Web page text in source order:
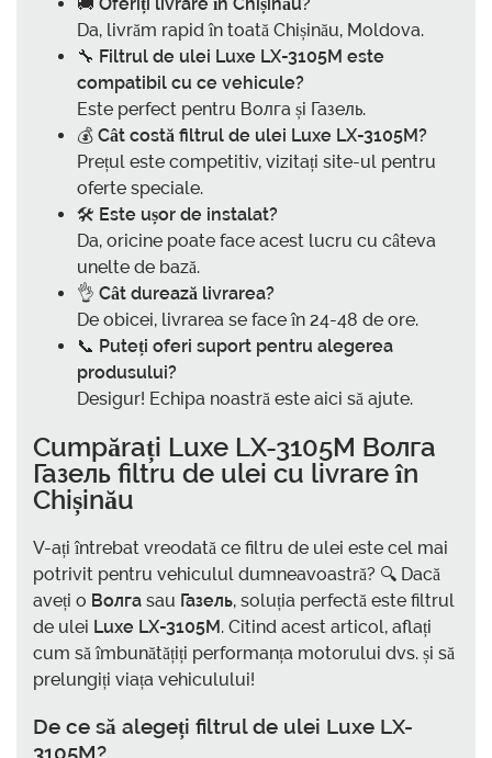
Da, livrăm rapid în toată Chișinău, Moldova.
🔧 Filtrul de ulei Luxe LX-3105M este
compatibil cu ce vehicule?
Este perfect pentru Волга și Газель.
💰 Cât costă filtrul de ulei Luxe LX-3105M?
Prețul este competitiv, vizitați site-ul pentru
oferte speciale.
🛠️ Este ușor de instalat?
Da, oricine poate face acest lucru cu câteva
unelte de bază.
👌 Cât durează livrarea?
De obicei, livrarea se face în 24-48 de ore.
📞 Puteți oferi suport pentru alegerea
produsului?
Desigur! Echipa noastră este aici să ajute.
Cumpărați Luxe LX-3105M Волга
Газель filtru de ulei cu livrare în
Chișinău
V-ați întrebat vreodată ce filtru de ulei este cel mai
potrivit pentru vehiculul dumneavoastră? 🔍 Dacă
aveți o Волга sau Газель, soluția perfectă este filtrul
de ulei Luxe LX-3105M. Citind acest articol, aflați
cum să îmbunătățiți performanța motorului dvs. și să
prelungiți viața vehiculului!
De ce să alegeți filtrul de ulei Luxe LX-
3105M?